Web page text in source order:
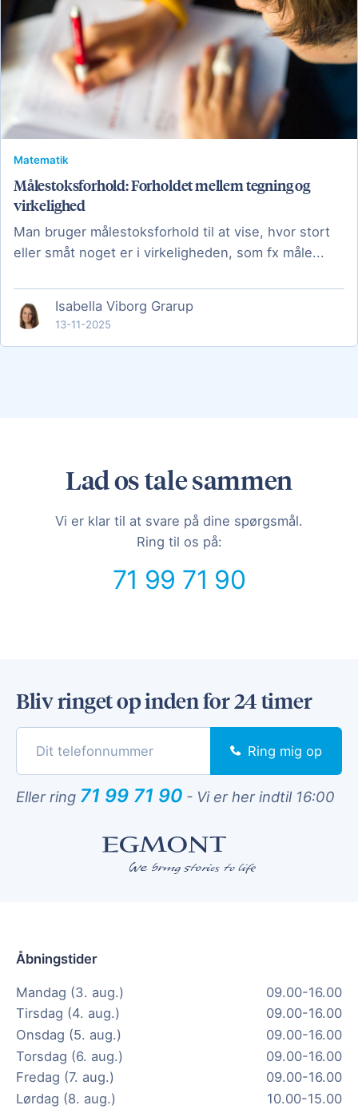
Matematik
Målestoksforhold: Forholdet mellem tegning og
virkelighed
Man bruger målestoksforhold til at vise, hvor stort
eller småt noget er i virkeligheden, som fx måle...
Isabella Viborg Grarup
13-11-2025
Lad os tale sammen
Vi er klar til at svare på dine spørgsmål.
Ring til os på:
71 99 71 90
Bliv ringet op inden for 24 timer
Ring mig op
Eller ring 71 99 71 90 - Vi er her indtil 16:00
Åbningstider
Mandag (3. aug.)
09.00-16.00
Tirsdag (4. aug.)
09.00-16.00
Onsdag (5. aug.)
09.00-16.00
Torsdag (6. aug.)
09.00-16.00
Fredag (7. aug.)
09.00-16.00
Lørdag (8. aug.)
10.00-15.00